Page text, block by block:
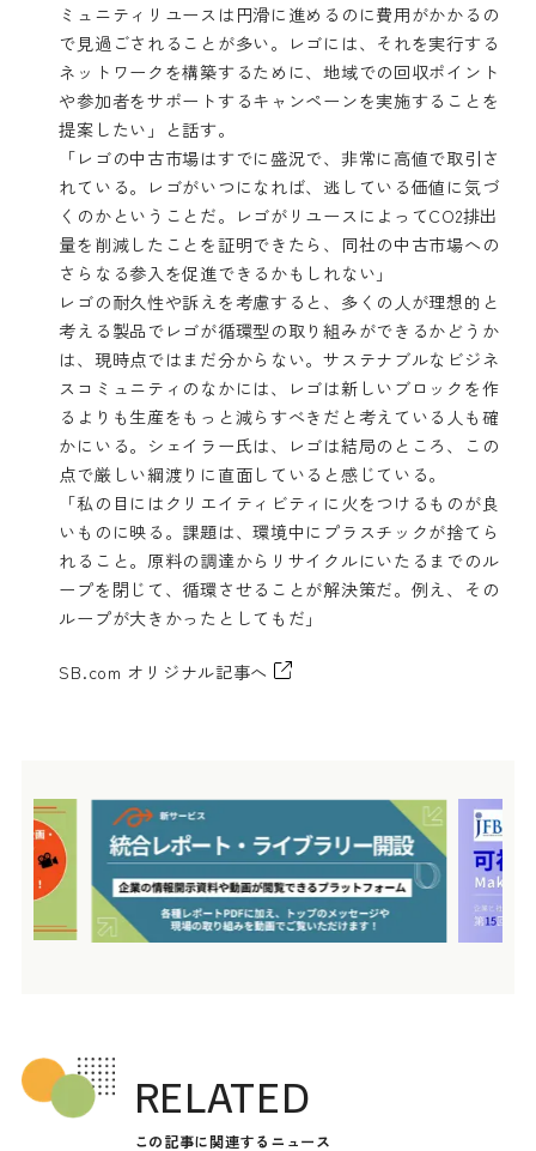
ミュニティリユースは円滑に進めるのに費用がかかるの
で見過ごされることが多い。レゴには、それを実行する
ネットワークを構築するために、地域での回収ポイント
や参加者をサポートするキャンペーンを実施することを
提案したい」と話す。
「レゴの中古市場はすでに盛況で、非常に高値で取引さ
れている。レゴがいつになれば、逃している価値に気づ
くのかということだ。レゴがリユースによってCO2排出
量を削減したことを証明できたら、同社の中古市場への
さらなる参入を促進できるかもしれない」
レゴの耐久性や訴えを考慮すると、多くの人が理想的と
考える製品でレゴが循環型の取り組みができるかどうか
は、現時点ではまだ分からない。サステナブルなビジネ
スコミュニティのなかには、レゴは新しいブロックを作
るよりも生産をもっと減らすべきだと考えている人も確
かにいる。シェイラー氏は、レゴは結局のところ、この
点で厳しい綱渡りに直面していると感じている。
「私の目にはクリエイティビティに火をつけるものが良
いものに映る。課題は、環境中にプラスチックが捨てら
れること。原料の調達からリサイクルにいたるまでのル
ープを閉じて、循環させることが解決策だ。例え、その
ループが大きかったとしてもだ」
SB.com オリジナル記事へ
RELATED
この記事に関連するニュース